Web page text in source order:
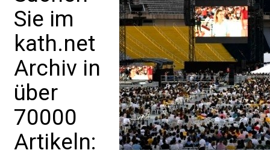
Sie im
kath.net
Archiv in
über
70000
Artikeln: